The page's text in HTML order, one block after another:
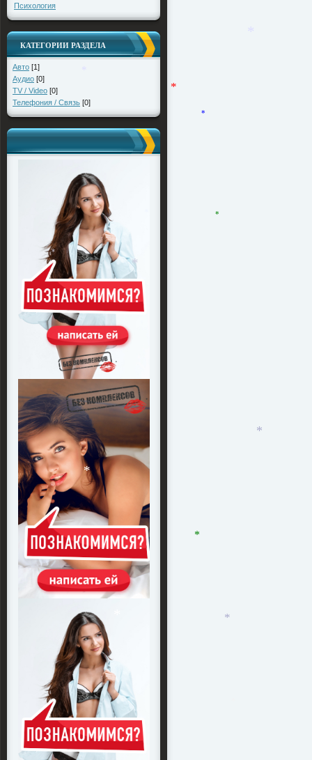
*
*
*
*
Психология
КАТЕГОРИИ РАЗДЕЛА
Авто [1]
Аудио [0]
TV / Video [0]
Телефония / Связь [0]